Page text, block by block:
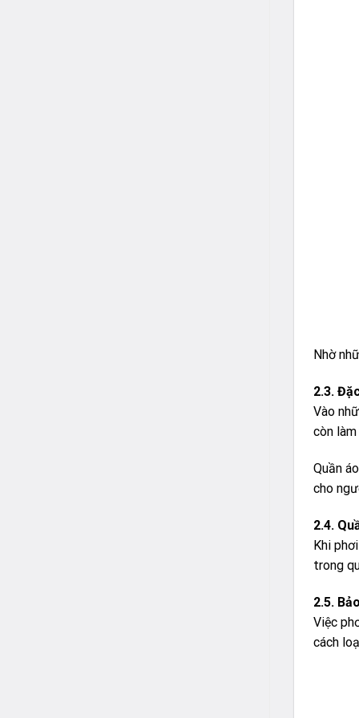
Nhờ
2.3.
Vào
còn
Quần
cho
2.4.
Khi
trong
2.5.
Việc
cách